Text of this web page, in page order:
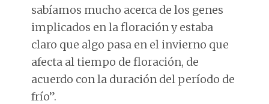
sabíamos mucho acerca de los genes
implicados en la floración y estaba
claro que algo pasa en el invierno que
afecta al tiempo de floración, de
acuerdo con la duración del período de
frío”.